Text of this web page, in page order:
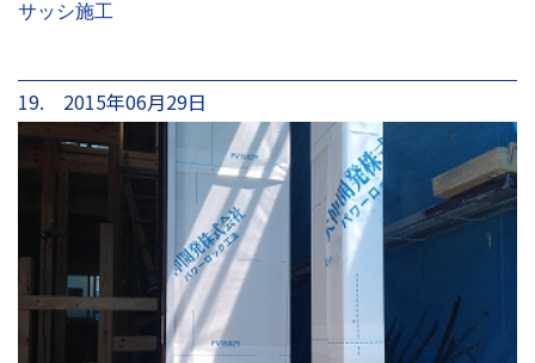
サッシ施工
19. 2015年06月29日